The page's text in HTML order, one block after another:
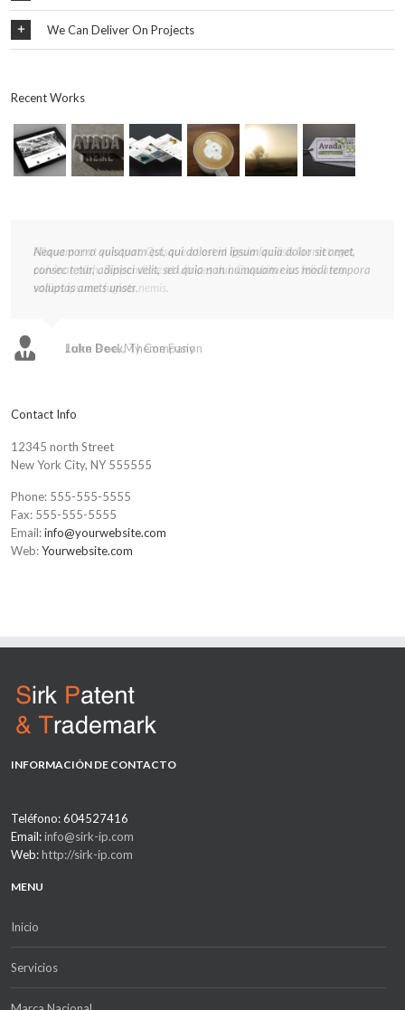
We Can Deliver On Projects
Recent Works
Neque porro quisquam est, qui dolorem ipsum quia dolor sit amet,
consec tetur, adipisci velit, sed quia non numquam eius modi tempora
voluptas amets unser.
John Doe,My Company
Aliquam erat volutpat. Quisque at est id ligula facilisis laoreet eget
pulvinar nibh. Suspendisse at ultrices dui. Curabitur ac felis arcu
sadips ipsums fugiats nemis.
Luke Beck,Theme Fusion
Contact Info
12345 north Street
New York City, NY 555555
Phone: 555-555-5555
Fax: 555-555-5555
Email:info@yourwebsite.com
Web:Yourwebsite.com
INFORMACIÓN DE CONTACTO
Teléfono: 604527416
Email:info@sirk-ip.com
Web:http://sirk-ip.com
MENU
Inicio
Servicios